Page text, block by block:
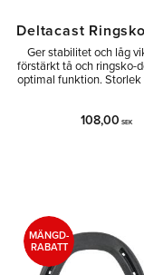
Deltacast
Ger stabilitet och låg
förstärkt tå och ringsko-
optimal funktion. Storlek
108,00 SEK
MÄNGD-
RABATT